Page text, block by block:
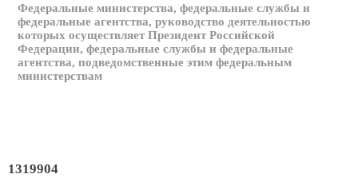
Федеральные министерства, федеральные службы и
федеральные агентства, руководство деятельностью
которых осуществляет Президент Российской
Федерации, федеральные службы и федеральные
агентства, подведомственные этим федеральным
министерствам
1319904